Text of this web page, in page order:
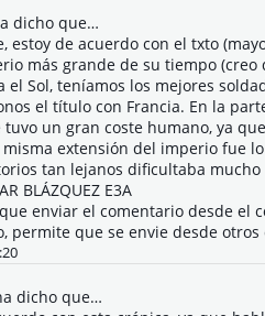
dicho que…
estoy de acuerdo con el txto
más grande de su tiempo
el Sol, teníamos los mejores
el título con Francia. En la
un gran coste humano, ya
misma extensión del imperio fue
tan lejanos dificultaba mucho
BLÁZQUEZ E3A
enviar el comentario desde el
permite que se envie desde otros
dicho que…